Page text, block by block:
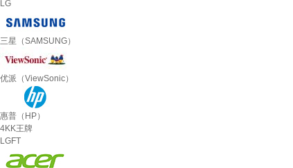
LG
三星（SAMSUNG）
优派（ViewSonic）
惠普（HP）
4KK王牌
LGFT